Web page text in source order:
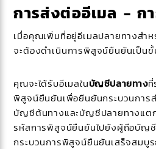
การส่งต่ออีเมล - ก
เมื่อคุณเพิ่มที่อยู่อีเมลปลายทางส
จะต้องดำเนินการพิสูจน์ยืนยันเป็น
คุณจะได้รับอีเมลในบัญชีปลายทางที่
พิสูจน์ยืนยันเพื่อยืนยันกระบวนกา
บัญชีต้นทางและบัญชีปลายทางแต
รหัสการพิสูจน์ยืนยันไปยังผู้ถือบัญชี
กระบวนการพิสูจน์ยืนยันเสร็จสมบู